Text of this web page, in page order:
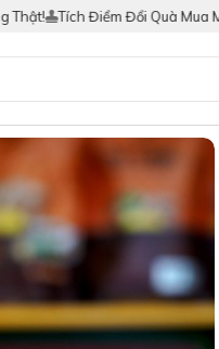
Tích Điểm Đổi Quà Mua Mọi Thứ